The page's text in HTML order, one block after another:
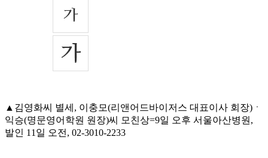
▲김영화씨 별세, 이충모(리앤어드바이저스 대표이사 회장)ㆍ
익승(명문영어학원 원장)씨 모친상=9일 오후 서울아산병원,
발인 11일 오전, 02-3010-2233